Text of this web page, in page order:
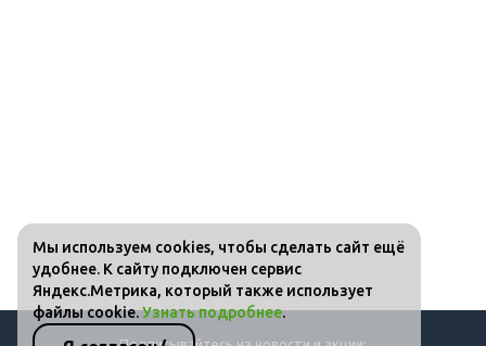
Мы используем cookies, чтобы сделать сайт ещё
удобнее. К сайту подключен сервис
Яндекс.Метрика, который также использует
файлы cookie.Узнать подробнее.